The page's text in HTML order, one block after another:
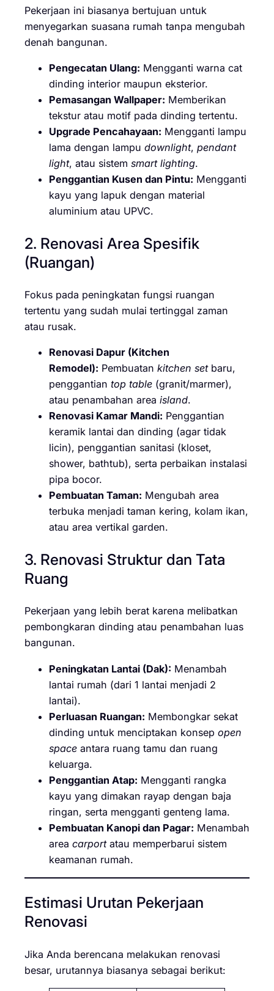
Pekerjaan ini biasanya bertujuan untuk
menyegarkan suasana rumah tanpa mengubah
denah bangunan.
Pengecatan Ulang: Mengganti warna cat
dinding interior maupun eksterior.
Pemasangan Wallpaper: Memberikan
tekstur atau motif pada dinding tertentu.
Upgrade Pencahayaan: Mengganti lampu
lama dengan lampu downlight, pendant
light, atau sistem smart lighting.
Penggantian Kusen dan Pintu: Mengganti
kayu yang lapuk dengan material
aluminium atau UPVC.
2. Renovasi Area Spesifik
(Ruangan)
Fokus pada peningkatan fungsi ruangan
tertentu yang sudah mulai tertinggal zaman
atau rusak.
Renovasi Dapur (Kitchen
Remodel): Pembuatan kitchen setbaru,
penggantian top table (granit/marmer),
atau penambahan area island.
Renovasi Kamar Mandi: Penggantian
keramik lantai dan dinding (agar tidak
licin), penggantian sanitasi (kloset,
shower, bathtub), serta perbaikan instalasi
pipa bocor.
Pembuatan Taman: Mengubah area
terbuka menjadi taman kering, kolam ikan,
atau area vertikal garden.
3. Renovasi Struktur dan Tata
Ruang
Pekerjaan yang lebih berat karena melibatkan
pembongkaran dinding atau penambahan luas
bangunan.
Peningkatan Lantai (Dak): Menambah
lantai rumah (dari 1 lantai menjadi 2
lantai).
Perluasan Ruangan: Membongkar sekat
dinding untuk menciptakan konsep open
space antara ruang tamu dan ruang
keluarga.
Penggantian Atap: Mengganti rangka
kayu yang dimakan rayap dengan baja
ringan, serta mengganti genteng lama.
Pembuatan Kanopi dan Pagar: Menambah
area carportatau memperbarui sistem
keamanan rumah.
Estimasi Urutan Pekerjaan
Renovasi
Jika Anda berencana melakukan renovasi
besar, urutannya biasanya sebagai berikut: